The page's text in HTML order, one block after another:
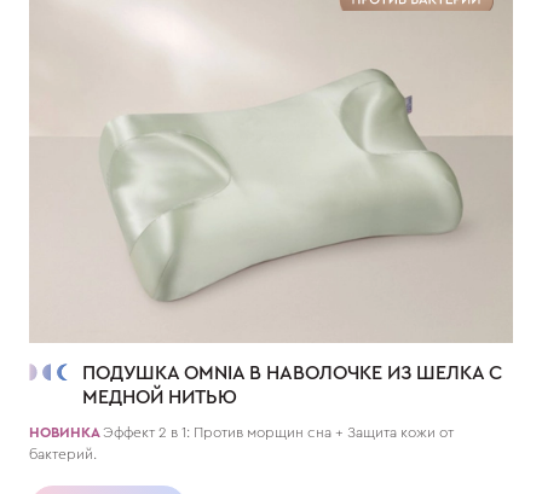
ПОДУШКА OMNIA В НАВОЛОЧКЕ ИЗ ШЕЛКА С
МЕДНОЙ НИТЬЮ
НОВИНКА Эффект 2 в 1: Против морщин сна + Защита кожи от
бактерий.